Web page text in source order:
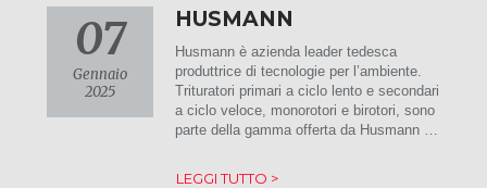
07
Gennaio
2025
HUSMANN
Husmann è azienda leader tedesca
produttrice di tecnologie per l’ambiente.
Trituratori primari a ciclo lento e secondari
a ciclo veloce, monorotori e birotori, sono
parte della gamma offerta da Husmann …
LEGGI TUTTO >